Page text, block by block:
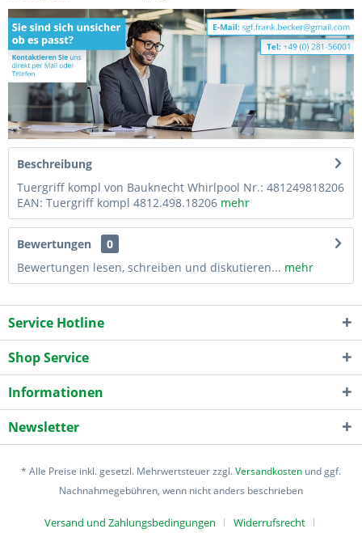
Beschreibung
Tuergriff kompl von Bauknecht Whirlpool Nr.: 481249818206
EAN: Tuergriff kompl 4812.498.18206 mehr
Bewertungen
0
Bewertungen lesen, schreiben und diskutieren... mehr
Service Hotline
Shop Service
Informationen
Newsletter
* Alle Preise inkl. gesetzl. Mehrwertsteuer zzgl.Versandkosten und ggf.
Nachnahmegebühren, wenn nicht anders beschrieben
Versand und Zahlungsbedingungen Widerrufsrecht